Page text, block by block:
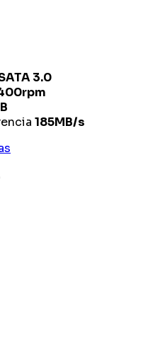
3.0
185MB/s